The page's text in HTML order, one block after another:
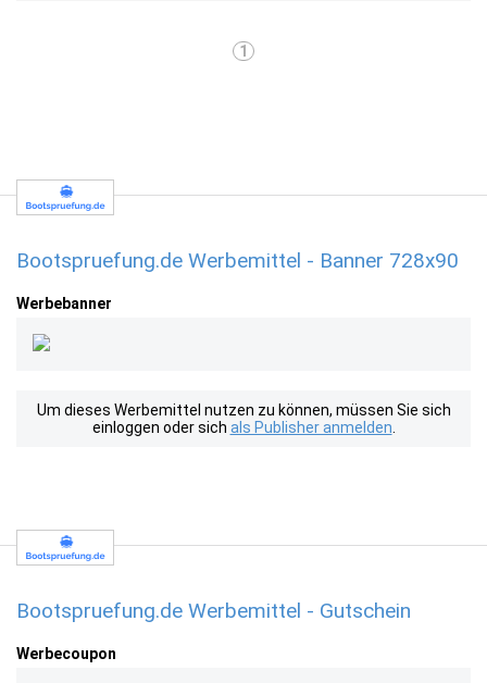
1
Bootspruefung.de Werbemittel - Banner 728x90
Werbebanner
Um dieses Werbemittel nutzen zu können, müssen Sie sich
einloggen oder sich als Publisher anmelden
Bootspruefung.de Werbemittel - Gutschein
Werbecoupon